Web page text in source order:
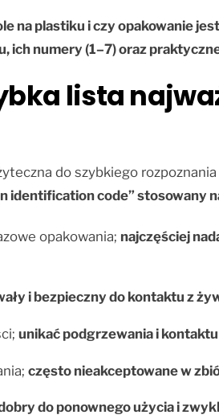
na plastiku i czy opakowanie
numery (1–7) oraz
lista
do szybkiego
identification code” stosowany
opakowania; najczęściej
i bezpieczny do kontaktu z
unikać podgrzewania i
często nieakceptowane w
do ponownego użycia i